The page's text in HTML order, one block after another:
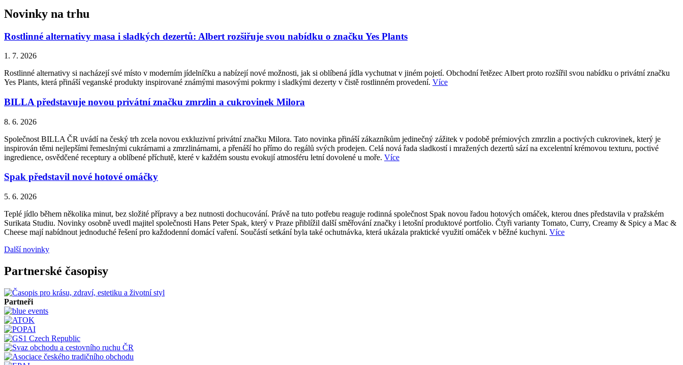
Novinky na trhu
Rostlinné alternativy masa i sladkých dezertů: Albert rozšiřuje svou nabídku o značku Yes Plants
1. 7. 2026
Rostlinné alternativy si nacházejí své místo v moderním jídelníčku a nabízejí nové možnosti, jak si oblíbená jídla vychutnat v jiném pojetí. Obchodní řetězec Albert proto rozšířil svou nabídku o privátní značku
Yes Plants, která přináší veganské produkty inspirované známými masovými pokrmy i sladkými dezerty v čistě rostlinném provedení. Více
BILLA představuje novou privátní značku zmrzlin a cukrovinek Milora
8. 6. 2026
Společnost BILLA ČR uvádí na český trh zcela novou exkluzivní privátní značku Milora. Tato novinka přináší zákazníkům jedinečný zážitek v podobě prémiových zmrzlin a poctivých cukrovinek, který je
inspirován těmi nejlepšími řemeslnými cukrárnami a zmrzlinárnami, a přenáší ho přímo do regálů svých prodejen. Celá nová řada sladkostí i mražených dezertů sází na excelentní krémovou texturu, poctivé
ingredience, osvědčené receptury a oblíbené příchutě, které v každém soustu evokují atmosféru letní dovolené u moře. Více
Spak představil nové hotové omáčky
5. 6. 2026
Teplé jídlo během několika minut, bez složité přípravy a bez nutnosti dochucování. Právě na tuto potřebu reaguje rodinná společnost Spak novou řadou hotových omáček, kterou dnes představila v pražském
Surikata Studiu. Novinky osobně uvedl majitel společnosti Hans Peter Spak, který v Praze přiblížil další směřování značky i letošní produktové portfolio. Čtyři varianty Tomato, Curry, Creamy & Spicy a Mac &
Cheese mají nabídnout jednoduché řešení pro každodenní domácí vaření. Součástí setkání byla také ochutnávka, která ukázala praktické využití omáček v běžné kuchyni. Více
Další novinky
Partnerské časopisy
Partneři